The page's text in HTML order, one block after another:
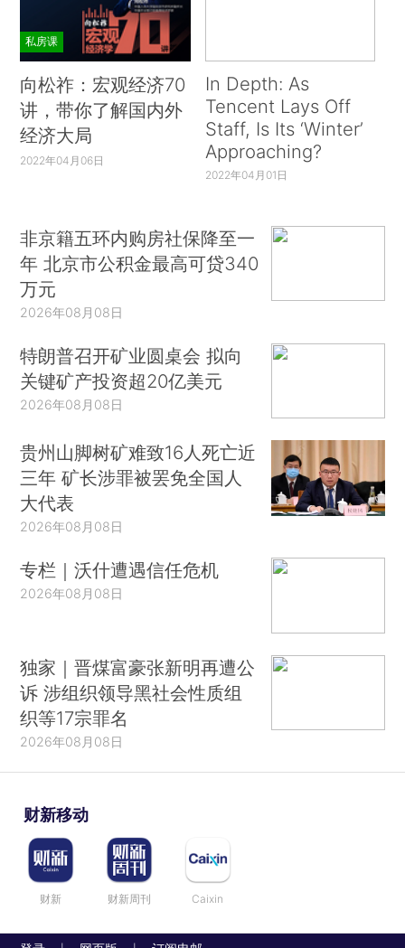
私房课
向松祚：宏观经济70
讲，带你了解国内外
经济大局
2022年04月06日
In Depth: As
Tencent Lays Off
Staff, Is Its ‘Winter’
Approaching?
2022年04月01日
非京籍五环内购房社保降至一
年 北京市公积金最高可贷340
万元
2026年08月08日
特朗普召开矿业圆桌会 拟向
关键矿产投资超20亿美元
2026年08月08日
贵州山脚树矿难致16人死亡近
三年 矿长涉罪被罢免全国人
大代表
2026年08月08日
专栏｜沃什遭遇信任危机
2026年08月08日
独家｜晋煤富豪张新明再遭公
诉 涉组织领导黑社会性质组
织等17宗罪名
2026年08月08日
财新移动
财新 财新周刊 Caixin